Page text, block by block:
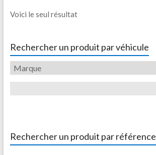
Voici le seul résultat
Rechercher un produit par véhicule
Rechercher un produit par référence